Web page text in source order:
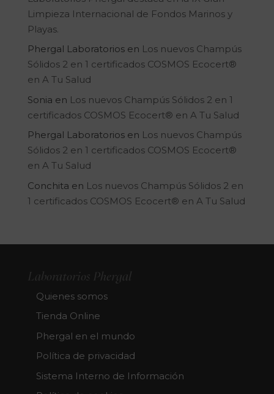
Limpieza Internacional de Fondos Marinos y
Playas.
Phergal Laboratoriosen Los nuevos Champús
Sólidos 2 en 1 certificados COSMOS Ecocert®
en A Tu Salud
Sonia en Los nuevos Champús Sólidos 2 en 1
certificados COSMOS Ecocert® en A Tu Salud
Phergal Laboratoriosen Los nuevos Champús
Sólidos 2 en 1 certificados COSMOS Ecocert®
en A Tu Salud
Conchita en Los nuevos Champús Sólidos 2 en
1 certificados COSMOS Ecocert® en A Tu Salud
Laboratorios Phergal
Quienes somos
Tienda Online
Phergal en el mundo
Política de privacidad
Sistema Interno de Información